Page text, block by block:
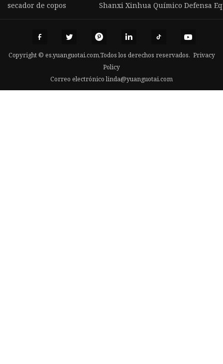
secador de copos Shanxi Xinhua Químico Defensa
Copyright © es.yuanguotai.com,Todos los derechos reservados. Privacy
Policy
Correo electrónicolinda@yuanguotai.com